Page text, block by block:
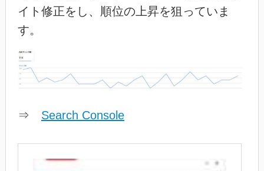
イト修正をし、順位の上昇を狙っていま
す。
⇒ Search Console